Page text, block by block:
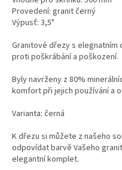
Provedení: granit černý
Výpusť: 3,5"
Granitové dřezy s
proti poškrábání a poškození.
Byly navrženy z 80%
komfort při jejich používání a
Varianta: černá
K dřezu si můžete z našeho
odpovídat barvě Vašeho
elegantní komplet.